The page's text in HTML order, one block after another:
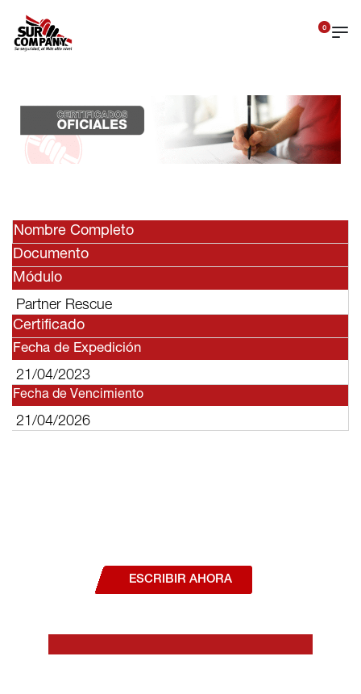
0
Nombre Completo
Documento
Módulo
Partner Rescue
Certificado
Fecha de Expedición
21/04/2023
Fecha de Vencimiento
21/04/2026
ESCRIBIR AHORA